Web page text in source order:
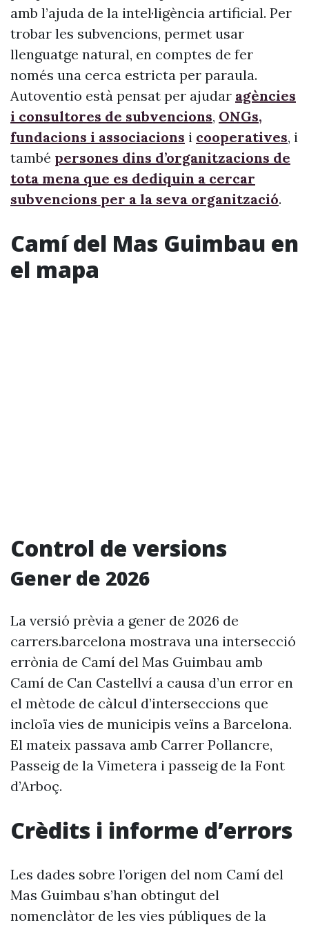
amb l’ajuda de la intel·ligència artificial. Per
trobar les subvencions, permet usar
llenguatge natural, en comptes de fer
només una cerca estricta per paraula.
Autoventio està pensat per ajudar agències
i consultores de subvencions, ONGs,
fundacions i associacions i cooperatives, i
també persones dins d’organitzacions de
tota mena que es dediquin a cercar
subvencions per a la seva organització.
Camí del Mas Guimbau en
el mapa
Control de versions
Gener de 2026
La versió prèvia a gener de 2026 de
carrers.barcelona mostrava una intersecció
errònia de Camí del Mas Guimbau amb
Camí de Can Castellví a causa d’un error en
el mètode de càlcul d’interseccions que
incloïa vies de municipis veïns a Barcelona.
El mateix passava amb Carrer Pollancre,
Passeig de la Vimetera i passeig de la Font
d’Arboç.
Crèdits i informe d’errors
Les dades sobre l’origen del nom Camí del
Mas Guimbau s’han obtingut del
nomenclàtor de les vies públiques de la